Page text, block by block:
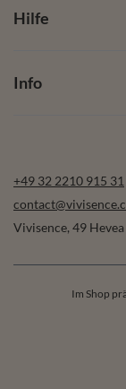
Hilfe
Info
+49 32 2210 915 31
Vivisence, 49 Hevea
Im Shop